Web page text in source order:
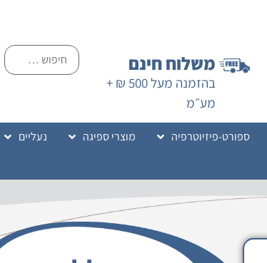
משלוח חינם
בהזמנה מעל 500 ₪ +
מע״מ
ספורט-פיזיוטרפיה מוצרי ספיגה
נעליים